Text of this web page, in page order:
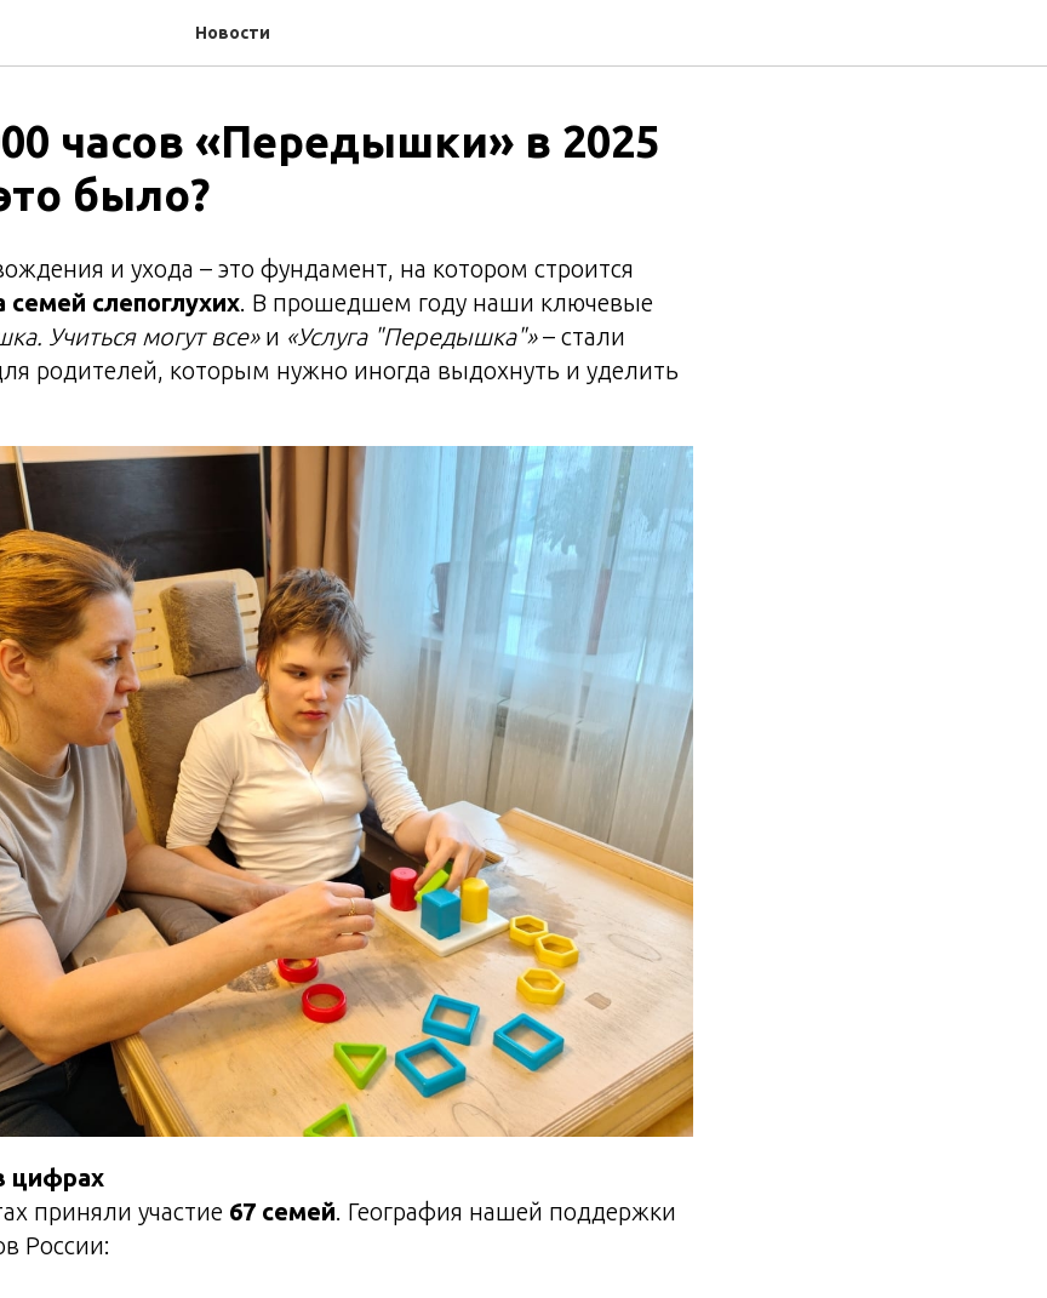
Новости
часов «Передышки» в 2025
было?
и ухода – это фундамент, на котором строится
слепоглухих. В прошедшем году наши ключевые
Учиться могут все»и «Услуга "Передышка"»– стали
родителей, которым нужно иногда выдохнуть и уделить
цифрах
приняли участие 67 семей. География нашей поддержки
России: